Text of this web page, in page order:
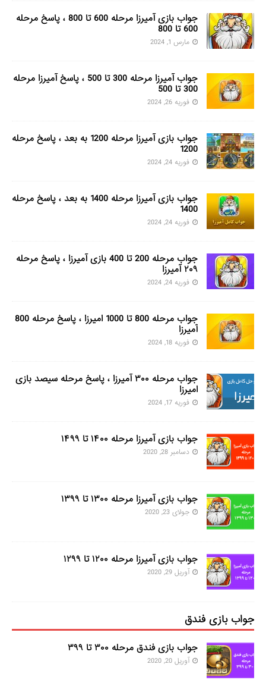
جواب بازی آمیرزا مرحله 600 تا 800 ، پاسخ مرحله
600 تا 800
مارس 1, 2024
جواب آمیرزا مرحله 300 تا 500 ، پاسخ آمیرزا مرحله
300 تا 500
فوریه 26, 2024
جواب بازی آمیرزا مرحله 1200 به بعد ، پاسخ مرحله
1200
فوریه 24, 2024
جواب بازی آمیرزا مرحله 1400 به بعد ، پاسخ مرحله
1400
فوریه 24, 2024
جواب مرحله 200 تا 400 بازی آمیرزا ، پاسخ مرحله
۲۰۹ آمیرزا
فوریه 24, 2024
جواب مرحله 800 تا 1000 امیرزا ، پاسخ مرحله 800
آمیرزا
فوریه 18, 2024
جواب مرحله ۳۰۰ آمیرزا ، پاسخ مرحله سیصد بازی
امیرزا
فوریه 17, 2024
جواب بازی آمیرزا مرحله ۱۴۰۰ تا ۱۴۹۹
دسامبر 28, 2020
جواب بازی آمیرزا مرحله ۱۳۰۰ تا ۱۳۹۹
جولای 23, 2020
جواب بازی آمیرزا مرحله ۱۲۰۰ تا ۱۲۹۹
آوریل 29, 2020
جواب بازی فندق
جواب بازی فندق مرحله ۳۰۰ تا ۳۹۹
آوریل 20, 2020